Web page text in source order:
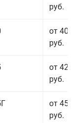
руб.
от 40
руб.
от 42
руб.
от 45
руб.